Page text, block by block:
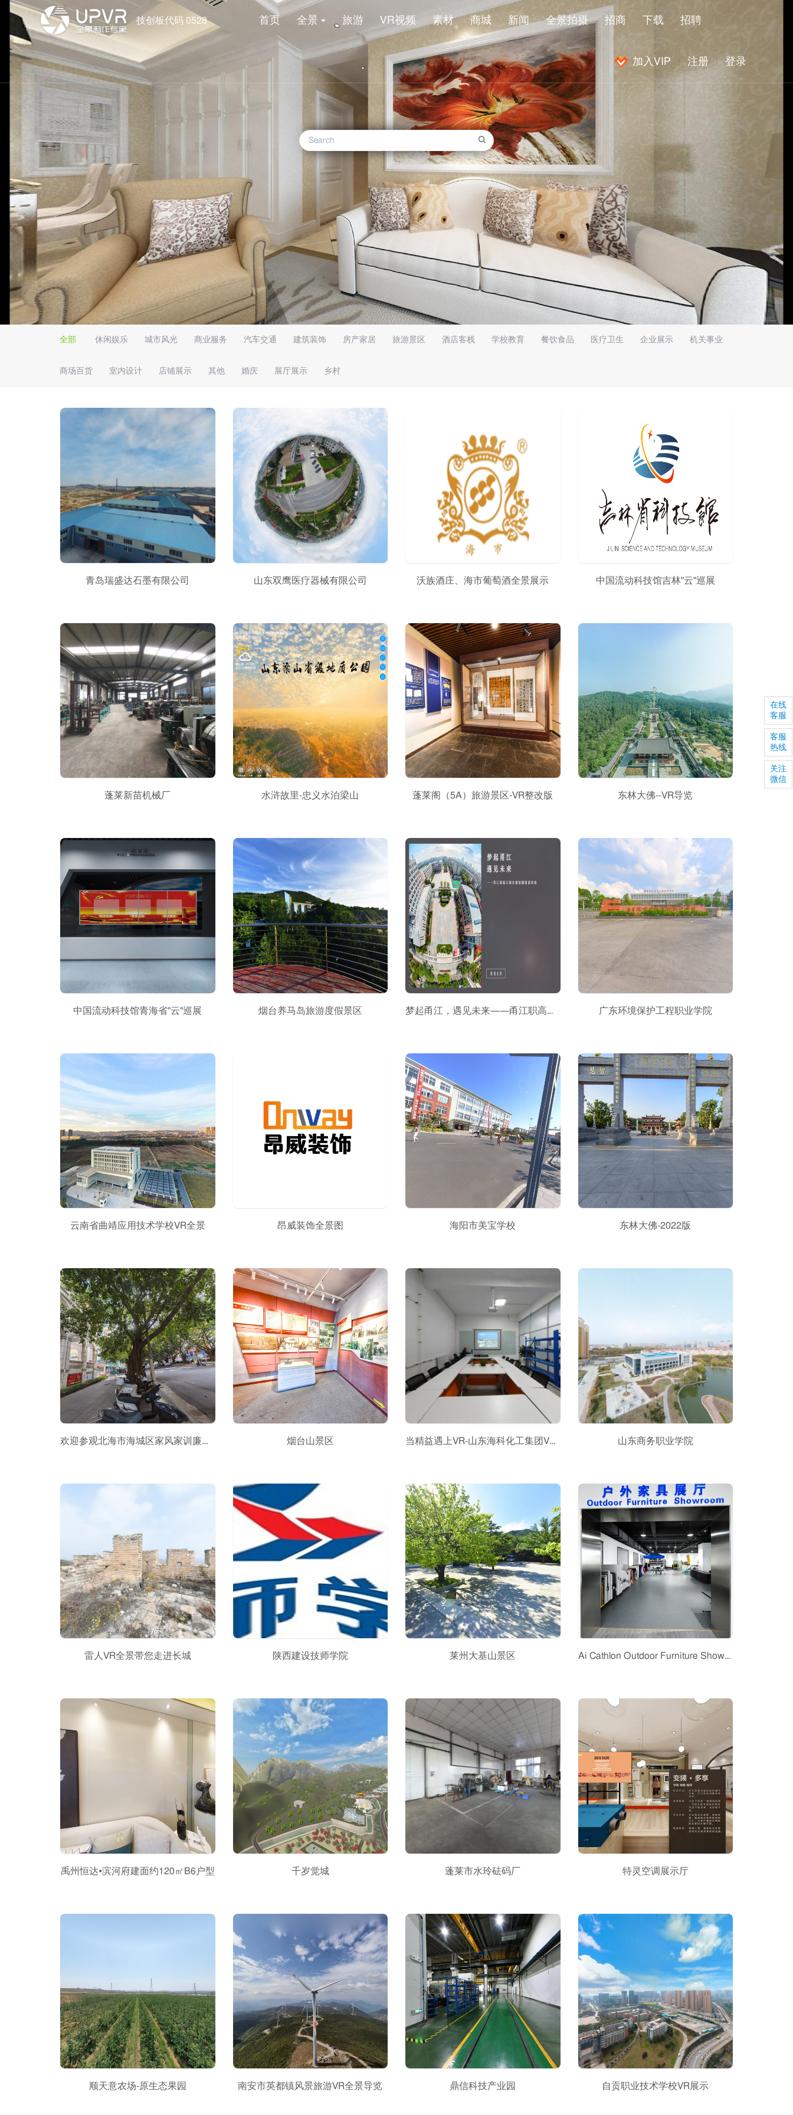
技创板代码 0528 首页 全景 旅游 VR视频 素材 商城 新闻 全景拍摄 招商 下载 招聘
加入VIP 注册 登录
全部 休闲娱乐 城市风光 商业服务 汽车交通 建筑装饰 房产家居 旅游景区 酒店客栈 学校教育 餐饮食品 医疗卫生 企业展示 机关事业
商场百货 室内设计 店铺展示 其他 婚庆 展厅展示 乡村
青岛瑞盛达石墨有限公司 山东双鹰医疗器械有限公司 沃族酒庄、海市葡萄酒全景展示 中国流动科技馆吉林"云"巡展
蓬莱新苗机械厂 水浒故里-忠义水泊梁山 蓬莱阁（5A）旅游景区-VR整改版 东林大佛--VR导览
中国流动科技馆青海省"云"巡展 烟台养马岛旅游度假景区 梦起甬江，遇见未来——甬江职高三维全景校园漫游系统 广东环境保护工程职业学院
云南省曲靖应用技术学校VR全景 昂威装饰全景图 海阳市美宝学校 东林大佛-2022版
欢迎参观北海市海城区家风家训廉政教育基地“VR全景”展厅 烟台山景区 当精益遇上VR-山东海科化工集团VR呈现 山东商务职业学院
雷人VR全景带您走进长城 陕西建设技师学院 莱州大基山景区 Ai Cathlon Outdoor Furniture Showroom
禹州恒达•滨河府建面约120㎡B6户型 千岁觉城 蓬莱市水玲砝码厂 特灵空调展示厅
顺天意农场-原生态果园 南安市英都镇风景旅游VR全景导览 鼎信科技产业园 自贡职业技术学校VR展示
在线
客服
客服
热线
关注
微信